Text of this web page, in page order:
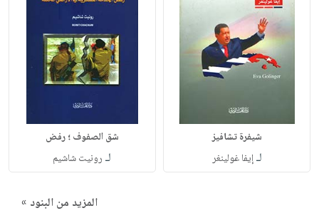
شيفرة تشافيز
لـإيفا غولينغر
شق الصفوف ؛ رفض
لـ رونيت شاشيم
المزيد من البنود »